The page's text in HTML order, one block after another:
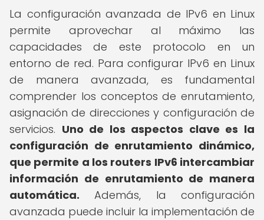
La configuración avanzada de IPv6 en Linux
permite aprovechar al máximo las
capacidades de este protocolo en un
entorno de red. Para configurar IPv6 en Linux
de manera avanzada, es fundamental
comprender los conceptos de enrutamiento,
asignación de direcciones y configuración de
servicios. Uno de los aspectos clave es la
configuración de enrutamiento dinámico,
que permite a los routers IPv6 intercambiar
información de enrutamiento de manera
automática. Además, la configuración
avanzada puede incluir la implementación de